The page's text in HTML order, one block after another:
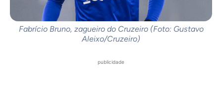
Fabrício Bruno, zagueiro do Cruzeiro (Foto: Gustavo
Aleixo/Cruzeiro)
publicidade